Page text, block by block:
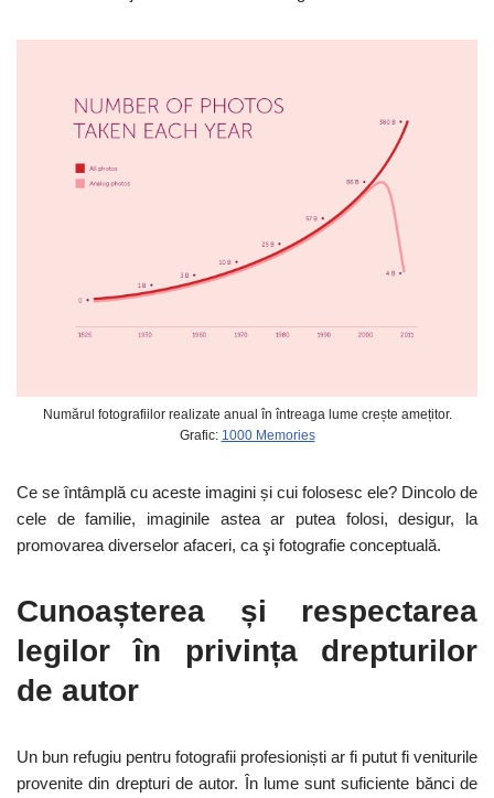
Numărul fotografiilor realizate anual în întreaga lume crește amețitor.
Grafic: 1000 Memories
Ce se întâmplă cu aceste imagini și cui folosesc ele? Dincolo de
cele de familie, imaginile astea ar putea folosi, desigur, la
promovarea diverselor afaceri, ca şi fotografie conceptuală.
Cunoașterea și respectarea
legilor în privința drepturilor
de autor
Un bun refugiu pentru fotografii profesioniști ar fi putut fi veniturile
provenite din drepturi de autor. În lume sunt suficiente bănci de